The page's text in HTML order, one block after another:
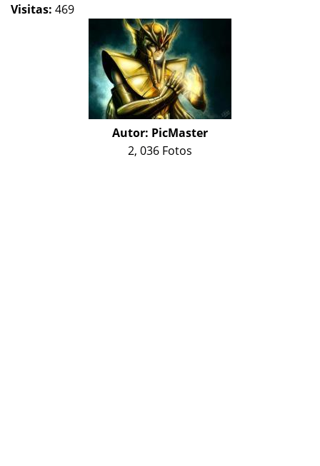
Visitas: 469
Autor: PicMaster
2, 036 Fotos